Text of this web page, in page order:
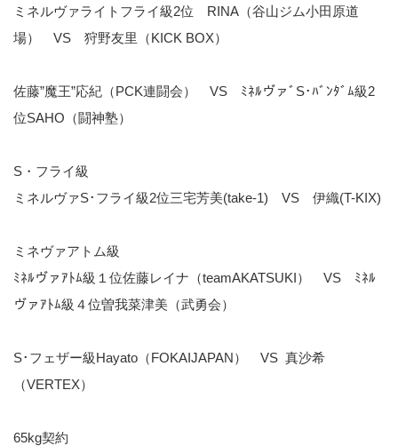
ミネルヴァライトフライ級2位 RINA（谷山ジム小田原道
場） VS 狩野友里（KICK BOX）
佐藤”魔王”応紀（PCK連闘会） VS ﾐﾈﾙヴァﾞS･ﾊﾞﾝﾀﾞﾑ級2
位SAHO（闘神塾）
S・フライ級
ミネルヴァS･フライ級2位三宅芳美(take-1) VS 伊織(T-KIX)
ミネヴァアトム級
ﾐﾈﾙヴァｱﾄﾑ級１位佐藤レイナ（teamAKATSUKI） VS ﾐﾈﾙ
ヴァｱﾄﾑ級４位曽我菜津美（武勇会）
S･フェザー級Hayato（FOKAIJAPAN） VS 真沙希
（VERTEX）
65kg契約